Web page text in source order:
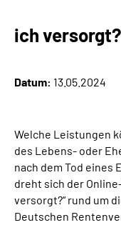
KBS exklusiv
Online-Services
Die DRV
Gebärdensprache
ich
Datum: 13.05.2024
Welche Leistungen
des Lebens- oder
nach dem Tod eines
dreht sich der
versorgt?“ rund um
Deutschen